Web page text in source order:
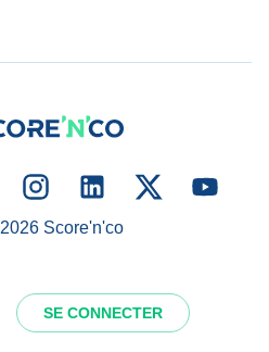
SE CONNECTER
2026Score'n'co